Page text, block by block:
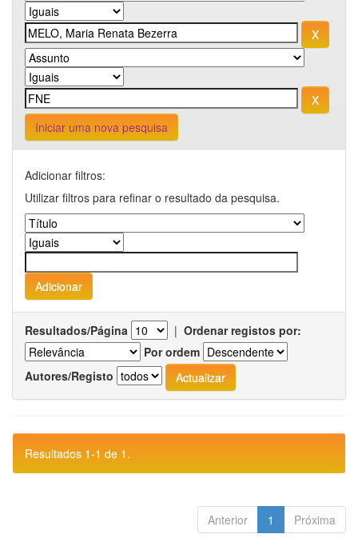
Iniciar uma nova pesquisa
Adicionar filtros:
Utilizar filtros para refinar o resultado da pesquisa.
Resultados/Página | Ordenar registos por:
Por ordem
Autores/Registo
Resultados 1-1 de 1.
Anterior 1 Próxima